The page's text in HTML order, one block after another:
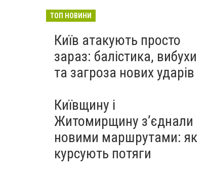
ТОП НОВИНИ
Київ атакують просто
зараз: балістика, вибухи
та загроза нових ударів
Київщину і
Житомирщину з’єднали
новими маршрутами: як
курсують потяги